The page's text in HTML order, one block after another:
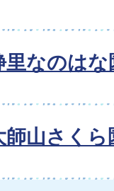
里なのはな
師山さくら